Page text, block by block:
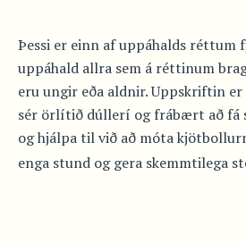
Þessi er einn af uppáhalds réttum
uppáhald allra sem á réttinum
eru ungir eða aldnir. Uppskriftin
sér örlítið dúllerí og frábært að fá
og hjálpa til við að móta
enga stund og gera skemmtilega